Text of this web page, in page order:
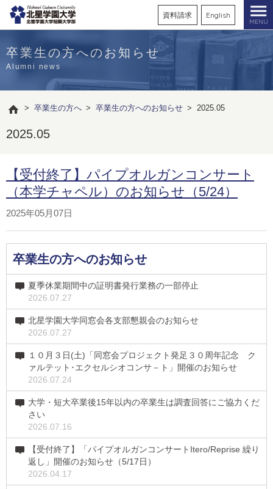
資料請求 English
MENU
卒業生の方へのお知らせ
Alumni news
> 卒業生の方へ > 卒業生の方へのお知らせ > 2025.05
2025.05
【受付終了】パイプオルガンコンサート
（本学チャペル）のお知らせ（5/24）
2025年05月07日
卒業生の方へのお知らせ
夏季休業期間中の証明書発行業務の一部停止
2026.07.27
北星学園大学同窓会各支部懇親会のお知らせ
2026.07.27
１０月３日(土)「同窓会プロジェクト発足３０周年記念 ク
ァルテット･エクセルシオコンサ－ト」開催のお知らせ
2026.07.24
大学・短大卒業後15年以内の卒業生は調査回答にご協力くだ
さい
2026.07.16
【受付終了】「パイプオルガンコンサートItero/Reprise 繰り
返し」開催のお知らせ（5/17日）
2026.04.17